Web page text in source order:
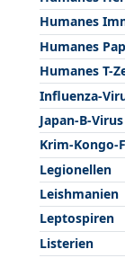
Humanes
Humanes
Humanes T-
Influenza-
Japan-B-Virus
Krim-Kongo-
Legionellen
Leishmanien
Leptospiren
Listerien